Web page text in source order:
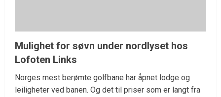
Mulighet for søvn under nordlyset hos
Lofoten Links
Norges mest berømte golfbane har åpnet lodge og
leiligheter ved banen. Og det til priser som er langt fra